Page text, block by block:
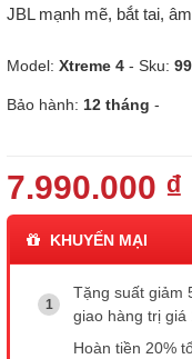
JBL mạnh mẽ, bắt tai,
Model: Xtreme 4 - Sku:
Bảo hành: 12 tháng -
7.990.000 ₫
KHUYẾN MẠI
Tặng suất giảm
giao hàng trị giá
Hoàn tiền 20%